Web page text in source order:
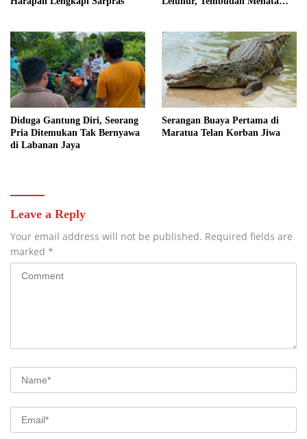
Diduga Gantung Diri, Seorang
Pria Ditemukan Tak Bernyawa
di Labanan Jaya
Serangan Buaya Pertama di
Maratua Telan Korban Jiwa
Leave a Reply
Your email address will not be published. Required fields are
marked *